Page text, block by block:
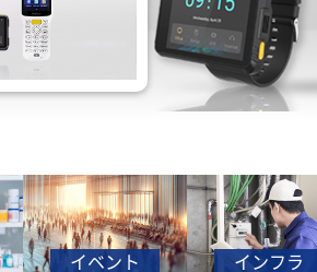
イベント インフラ